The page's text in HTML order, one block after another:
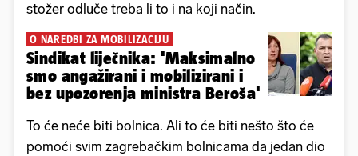
stožer odluče treba li to i na koji način.
O NAREDBI ZA MOBILIZACIJU
Sindikat liječnika: 'Maksimalno
smo angažirani i mobilizirani i
bez upozorenja ministra Beroša'
To će neće biti bolnica. Ali to će biti nešto što će
pomoći svim zagrebačkim bolnicama da jedan dio